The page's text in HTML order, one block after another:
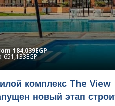
184,039EGP
651,133EGP
комплекс The View
новый этап